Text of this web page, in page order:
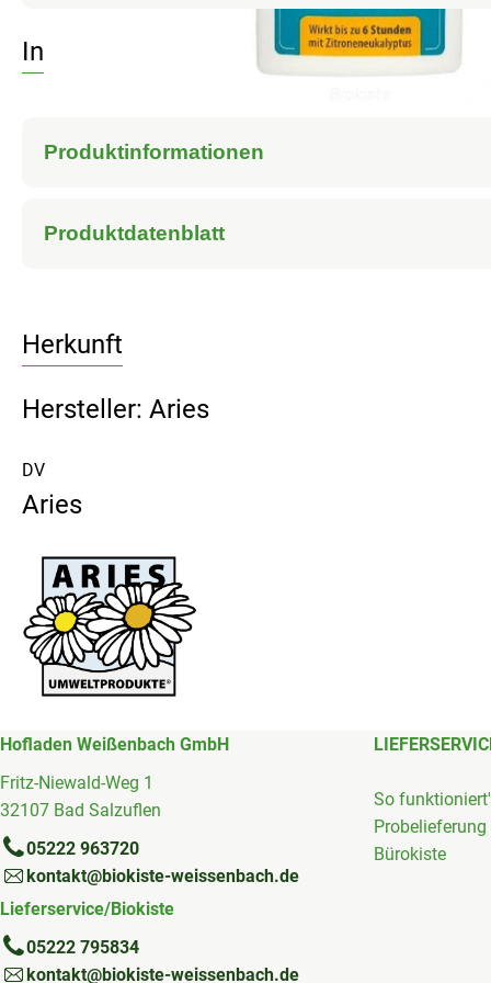
Info
Produktinformationen
Produktdatenblatt
Herkunft
Hersteller: Aries
DV
Aries
Hofladen Weißenbach GmbH
Fritz-Niewald-Weg 1
32107 Bad Salzuflen
05222 963720
kontakt@biokiste-weissenbach.de
Lieferservice/Biokiste
05222 795834
kontakt@biokiste-weissenbach.de
So
Probelieferung
Bürokiste